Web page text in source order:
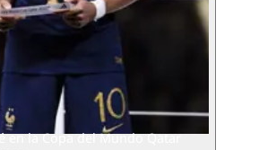
en la Copa del Mundo Qatar